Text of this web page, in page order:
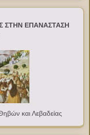
ΣΤΗΝ ΕΠΑΝΑΣΤΑΣΗ
και Λεβαδείας